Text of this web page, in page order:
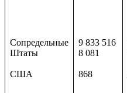
Сопредельные
Штаты
США
9 833 516
8 081
868